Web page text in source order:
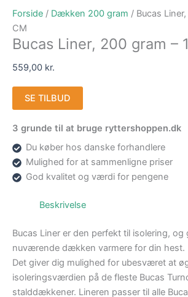
Forside / Dækken 200 gram / Bucas
CM
Bucas Liner, 200 gram –
559,00 kr.
SE TILBUD
3 grunde til at bruge ryttershoppen.dk
Du køber hos danske forhandlere
Mulighed for at sammenligne priser
God kvalitet og værdi for pengene
Beskrivelse
Bucas Liner er den perfekt til isolering, og
nuværende dækken varmere for din hest.
Det giver dig mulighed for ubesværet at
isoleringsværdien på de fleste Bucas
stalddækkener. Lineren passer til alle